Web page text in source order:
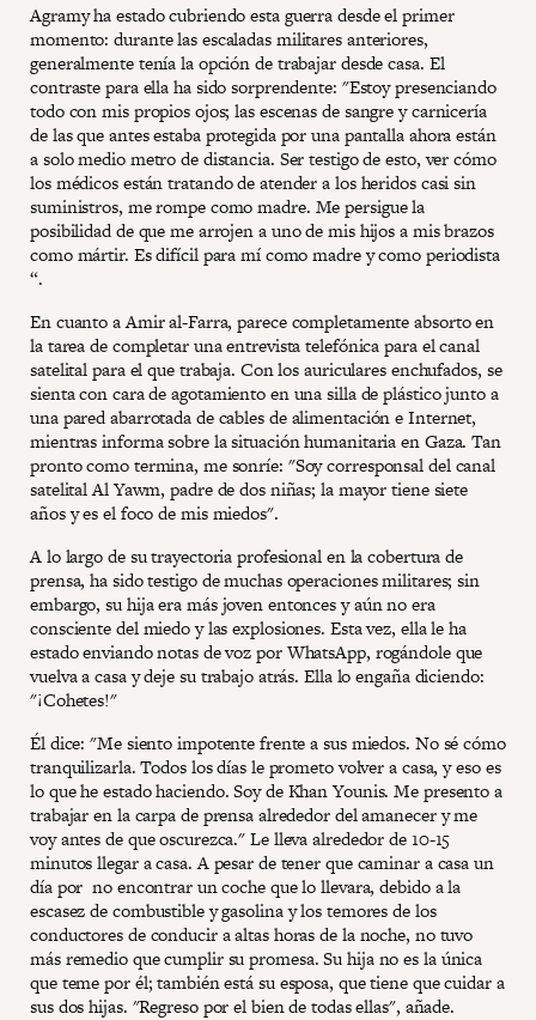
Agramy ha estado cubriendo esta guerra desde el primer
momento: durante las escaladas militares anteriores,
generalmente tenía la opción de trabajar desde casa. El
contraste para ella ha sido sorprendente: "Estoy presenciando
todo con mis propios ojos; las escenas de sangre y carnicería
de las que antes estaba protegida por una pantalla ahora están
a solo medio metro de distancia. Ser testigo de esto, ver cómo
los médicos están tratando de atender a los heridos casi sin
suministros, me rompe como madre. Me persigue la
posibilidad de que me arrojen a uno de mis hijos a mis brazos
como mártir. Es difícil para mí como madre y como periodista
“.
En cuanto a Amir al-Farra, parece completamente absorto en
la tarea de completar una entrevista telefónica para el canal
satelital para el que trabaja. Con los auriculares enchufados, se
sienta con cara de agotamiento en una silla de plástico junto a
una pared abarrotada de cables de alimentación e Internet,
mientras informa sobre la situación humanitaria en Gaza. Tan
pronto como termina, me sonríe: "Soy corresponsal del canal
satelital Al Yawm, padre de dos niñas; la mayor tiene siete
años y es el foco de mis miedos".
A lo largo de su trayectoria profesional en la cobertura de
prensa, ha sido testigo de muchas operaciones militares; sin
embargo, su hija era más joven entonces y aún no era
consciente del miedo y las explosiones. Esta vez, ella le ha
estado enviando notas de voz por WhatsApp, rogándole que
vuelva a casa y deje su trabajo atrás. Ella lo engaña diciendo:
"¡Cohetes!"
Él dice: "Me siento impotente frente a sus miedos. No sé cómo
tranquilizarla. Todos los días le prometo volver a casa, y eso es
lo que he estado haciendo. Soy de Khan Younis. Me presento a
trabajar en la carpa de prensa alrededor del amanecer y me
voy antes de que oscurezca." Le lleva alrededor de 10-15
minutos llegar a casa. A pesar de tener que caminar a casa un
día por no encontrar un coche que lo llevara, debido a la
escasez de combustible y gasolina y los temores de los
conductores de conducir a altas horas de la noche, no tuvo
más remedio que cumplir su promesa. Su hija no es la única
que teme por él; también está su esposa, que tiene que cuidar a
sus dos hijas. "Regreso por el bien de todas ellas", añade.